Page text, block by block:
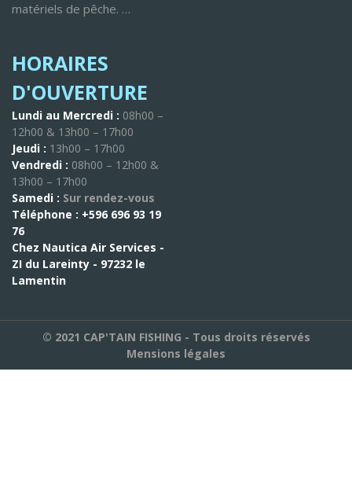
matériels de pêche. …
HORAIRES
D'OUVERTURE
Lundi au Mercredi : 08h00 –
12h00 & 13h00 – 17h00
Jeudi : 13h00 – 17h00
Vendredi : 08h00 – 12h00 &
13h00 – 17h00
Samedi : Sur rendez-vous
Téléphone : +596 696 93 19
76
Chez Nautica Air Services -
ZI du Lareinty - 97232 le
Lamentin
© 2021 CAP'TAIN FISHING - Tous droits réservés
Mensions légales